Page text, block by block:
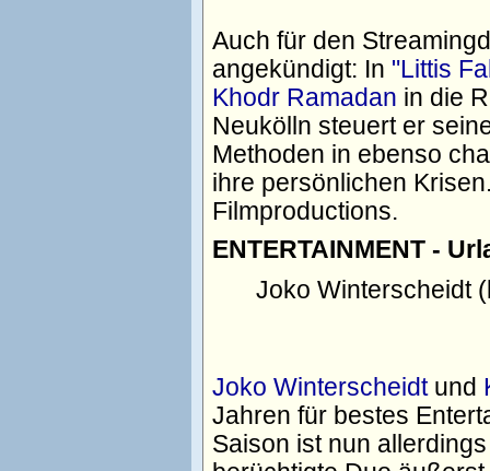
Auch für den
angekündigt: In "Littis
Khodr Ramadan in die
Neukölln steuert er
Methoden in ebenso
ihre persönlichen
Filmproductions.
ENTERTAINMENT -
Joko Winterscheidt
Joko Winterscheidtund
Jahren für bestes
Saison ist nun